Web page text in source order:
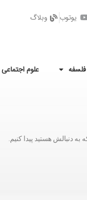
یوتوب وبلاگ
فلسفه علوم اجتماعی
دنبالش هستید پیدا کنیم.